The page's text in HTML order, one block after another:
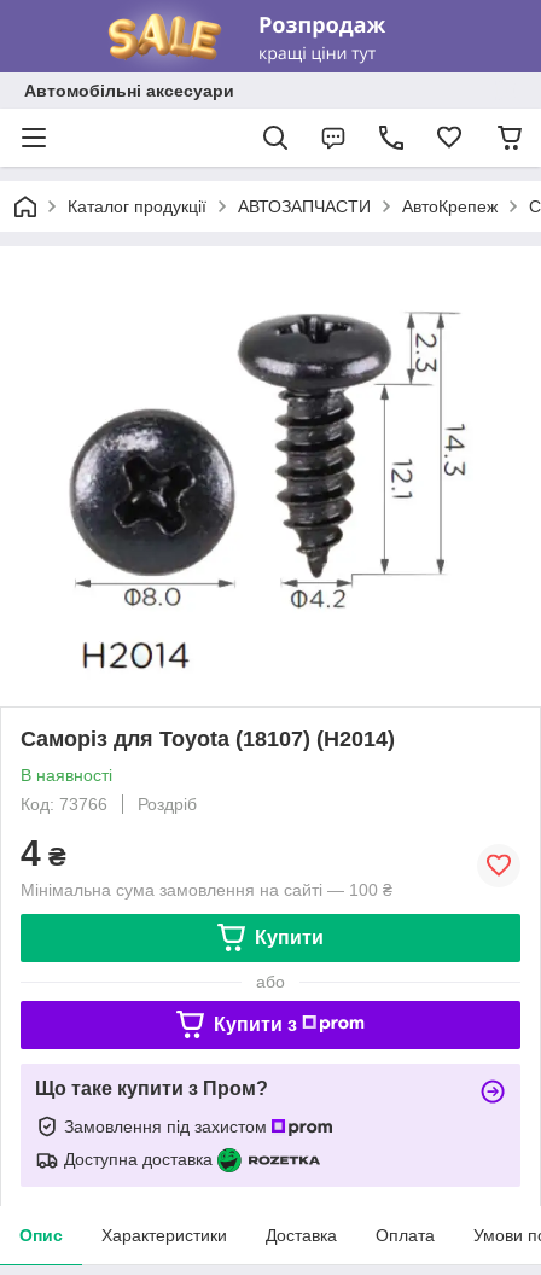
Автомобільні аксесуари
Каталог продукції АВТОЗАПЧАСТИ АвтоКрепеж
Саморіз для Toyota (18107) (H2014)
В наявності
Код: 73766
Роздріб
4 ₴
Мінімальна сума замовлення на сайті — 100 ₴
Купити
або
Купити з
Що таке купити з Пром?
Замовлення під захистом
Доступна доставка
Опис Характеристики Доставка Оплата Умови